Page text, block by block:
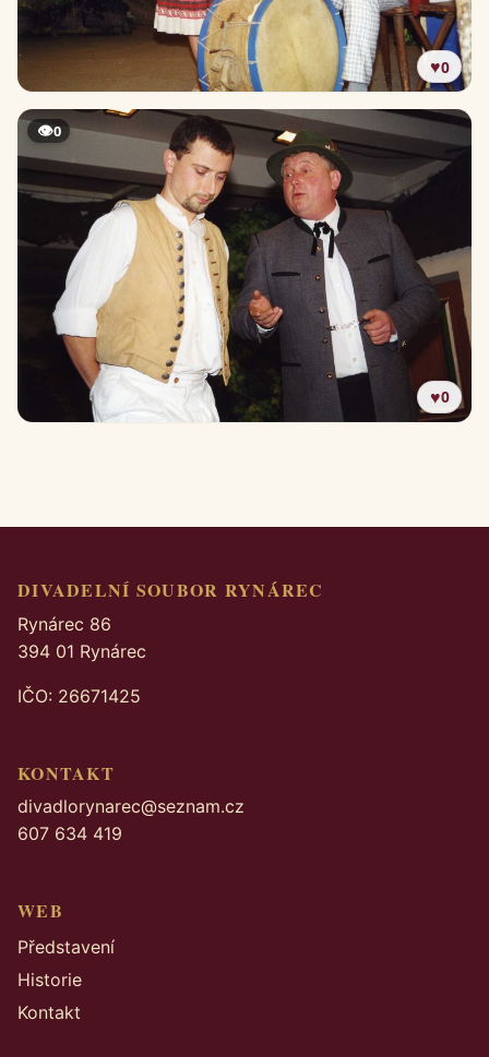
♥0
👁0
♥0
DIVADELNÍ SOUBOR RYNÁREC
Rynárec 86
394 01 Rynárec
IČO: 26671425
KONTAKT
divadlorynarec@seznam.cz
607 634 419
WEB
Představení
Historie
Kontakt